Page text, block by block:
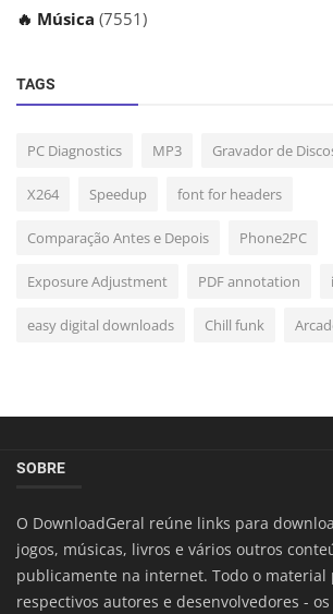
🔥 Música (7551)
TAGS
PC Diagnostics MP3 Gravador de
X264 Speedup font for headers
Comparação Antes e Depois Phone2PC
Exposure Adjustment PDF annotation
easy digital downloads Chill funk
SOBRE
O DownloadGeral reúne links para
jogos, músicas, livros e vários outros
publicamente na internet. Todo o material
respectivos autores e desenvolvedores -